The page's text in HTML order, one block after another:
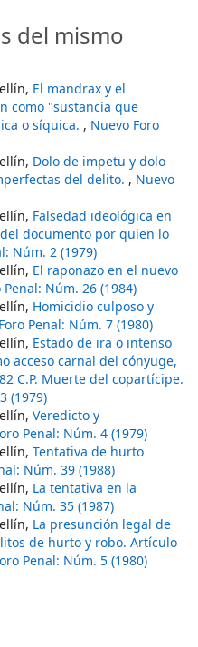
del mismo
El mandrax y el
como "sustancia que
o síquica. , Nuevo Foro
Dolo de impetu y dolo
del delito. , Nuevo
Falsedad ideológica en
documento por quien lo
Núm. 2 (1979)
El raponazo en el nuevo
Penal: Núm. 26 (1984)
Homicidio culposo y
Penal: Núm. 7 (1980)
Estado de ira o intenso
acceso carnal del cónyuge,
C.P. Muerte del copartícipe.
(1979)
Veredicto y
Penal: Núm. 4 (1979)
Tentativa de hurto
Núm. 39 (1988)
La tentativa en la
Núm. 35 (1987)
La presunción legal de
de hurto y robo. Artículo
Penal: Núm. 5 (1980)